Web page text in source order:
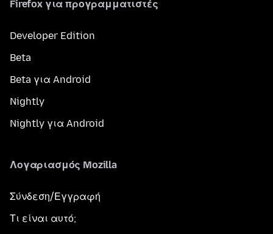
Firefox για προγραμματιστές
Developer Edition
Beta
Beta για Android
Nightly
Nightly για Android
Λογαριασμός Mozilla
Σύνδεση/Εγγραφή
Τι είναι αυτό;